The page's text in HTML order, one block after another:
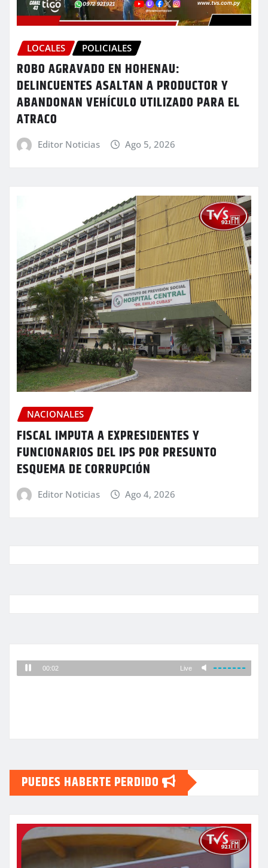
LOCALES POLICIALES
ROBO AGRAVADO EN HOHENAU:
DELINCUENTES ASALTAN A PRODUCTOR Y
ABANDONAN VEHÍCULO UTILIZADO PARA EL
ATRACO
Editor Noticias Ago 5, 2026
NACIONALES
FISCAL IMPUTA A EXPRESIDENTES Y
FUNCIONARIOS DEL IPS POR PRESUNTO
ESQUEMA DE CORRUPCIÓN
Editor Noticias Ago 4, 2026
PUEDES HABERTE PERDIDO